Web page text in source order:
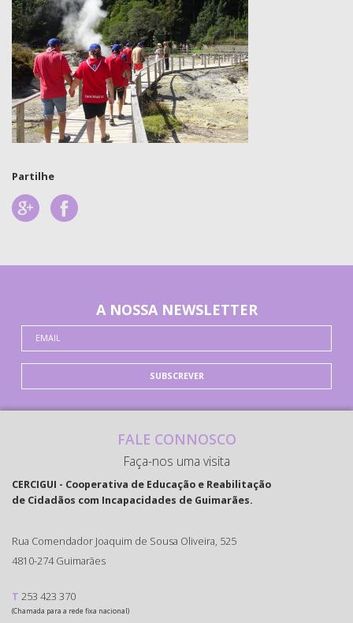
Partilhe
A NOSSA NEWSLETTER
SUBSCREVER
FALE CONNOSCO
Faça-nos uma visita
CERCIGUI - Cooperativa de Educação e Reabilitação
de Cidadãos com Incapacidades de Guimarães.
Rua Comendador Joaquim de Sousa Oliveira, 525
4810-274 Guimarães
T 253 423 370
(Chamada para a rede fixa nacional)